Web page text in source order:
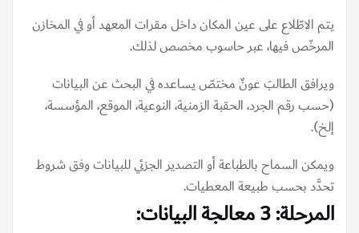
يتم الاطّلاع على عين المكان داخل مقرات المعهد أو في المخازن
المرخّص فيها، عبر حاسوب مخصص لذلك.
ويرافق الطالبَ عونٌ مختصّ يساعده في البحث عن البيانات
(حسب رقم الجرد، الحقبة الزمنية، النوعية، الموقع، المؤسسة،
إلخ).
ويمكن السماح بالطباعة أو التصدير الجزئي للبيانات وفق شروط
تحدَّد بحسب طبيعة المعطيات.
المرحلة: 3 معالجة البيانات: